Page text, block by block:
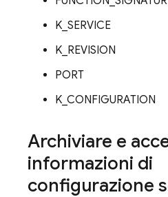
K_SERVICE
K_REVISION
PORT
K_CONFIGURATION
Archiviare e
informazioni di
configurazione